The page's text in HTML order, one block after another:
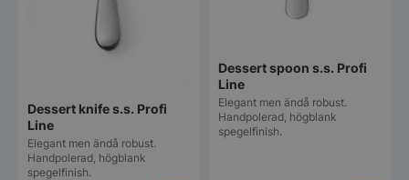
Dessert knife s.s. Profi
Line
Elegant men ändå robust.
Handpolerad, högblank
spegelfinish.
Dessert spoon s.s. Profi
Line
Elegant men ändå robust.
Handpolerad, högblank
spegelfinish.